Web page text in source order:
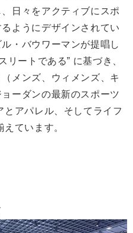
日々をアクティブにスポ
ようにデザインされてい
・バウワーマンが提唱し
リートである” に基づき、
メンズ、ウィメンズ、キ
ーダンの最新のスポーツ
アパレル、そしてライフ
ています。